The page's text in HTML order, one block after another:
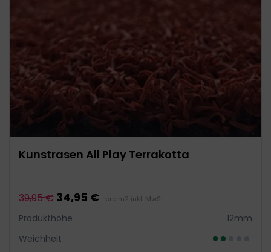
Kunstrasen All Play Terrakotta
39,95 € 34,95 € pro m2 inkl. MwSt.
Produkthöhe
12mm
Weichheit